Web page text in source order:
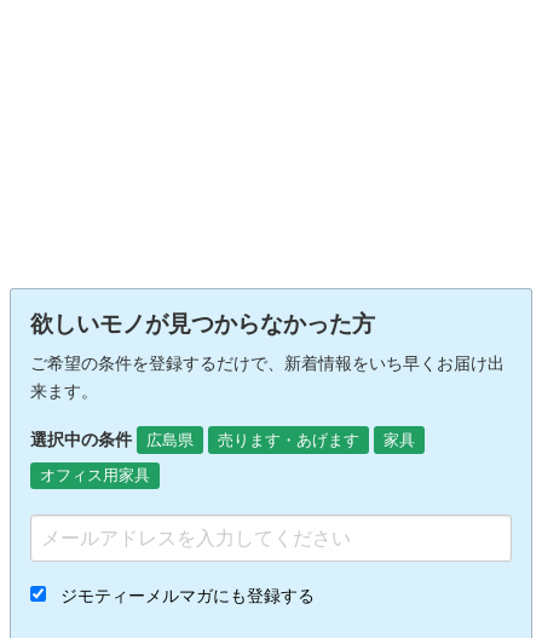
欲しいモノが見つからなかった方
ご希望の条件を登録するだけで、新着情報をいち早くお届け出
来ます。
選択中の条件 広島県 売ります・あげます
家具
オフィス用家具
ジモティーメルマガにも登録する